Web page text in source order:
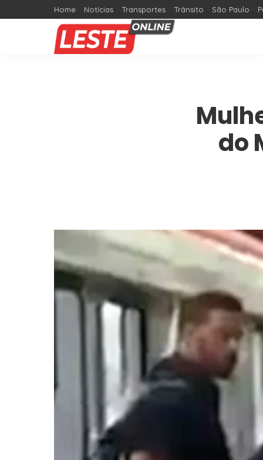
Home Notícias Transportes Trânsito São Paulo
do